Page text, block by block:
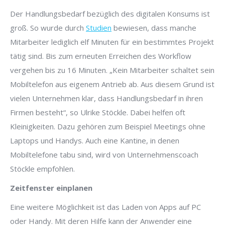
Der Handlungsbedarf bezüglich des digitalen Konsums ist
groß. So wurde durch Studien bewiesen, dass manche
Mitarbeiter lediglich elf Minuten für ein bestimmtes Projekt
tätig sind. Bis zum erneuten Erreichen des Workflow
vergehen bis zu 16 Minuten. „Kein Mitarbeiter schaltet sein
Mobiltelefon aus eigenem Antrieb ab. Aus diesem Grund ist
vielen Unternehmen klar, dass Handlungsbedarf in ihren
Firmen besteht“, so Ulrike Stöckle. Dabei helfen oft
Kleinigkeiten. Dazu gehören zum Beispiel Meetings ohne
Laptops und Handys. Auch eine Kantine, in denen
Mobiltelefone tabu sind, wird von Unternehmenscoach
Stöckle empfohlen.
Zeitfenster einplanen
Eine weitere Möglichkeit ist das Laden von Apps auf PC
oder Handy. Mit deren Hilfe kann der Anwender eine